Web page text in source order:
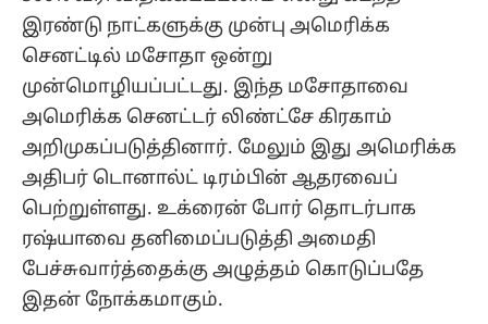
இரண்டு நாட்களுக்கு முன்பு அமெரிக்க
செனட்டில் மசோதா ஒன்று
முன்மொழியப்பட்டது. இந்த மசோதாவை
அமெரிக்க செனட்டர் லிண்ட்சே கிரகாம்
அறிமுகப்படுத்தினார். மேலும் இது அமெரிக்க
அதிபர் டொனால்ட் டிரம்பின் ஆதரவைப்
பெற்றுள்ளது. உக்ரைன் போர் தொடர்பாக
ரஷ்யாவை தனிமைப்படுத்தி அமைதி
பேச்சுவார்த்தைக்கு அழுத்தம் கொடுப்பதே
இதன் நோக்கமாகும்.